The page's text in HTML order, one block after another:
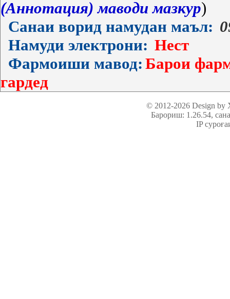
(Аннотация) маводи мазкур)
Санаи ворид намудан маъл:
Намуди электрони: Нест
Фармоиши мавод: Барои
гардед
© 2012-2026 Design
Барориш: 1.26.54,
IP